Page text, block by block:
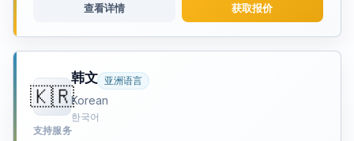
查看详情 获取报价
🇰🇷
韩文 亚洲语言
Korean
한국어
支持服务